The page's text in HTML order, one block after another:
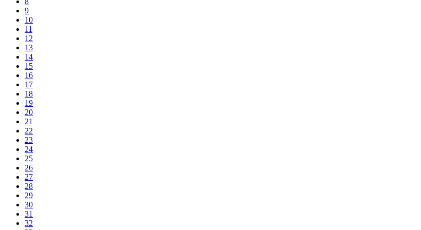
9
10
11
12
13
14
15
16
17
18
19
20
21
22
23
24
25
26
27
28
29
30
31
32